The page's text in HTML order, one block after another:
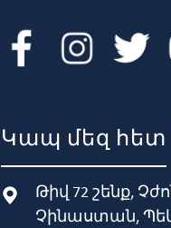
Կապ մեզ հետ
Թիվ 72 շենք,
Չինաստան,